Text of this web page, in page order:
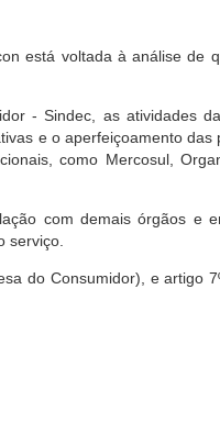
está voltada à análise de
- Sindec, as atividades
e o aperfeiçoamento das
como Mercosul,
com demais órgãos e
serviço.
do Consumidor), e artigo